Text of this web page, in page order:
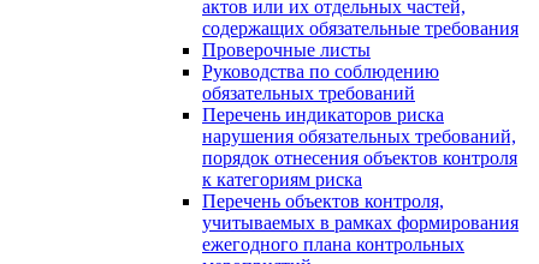
актов или их отдельных частей,
содержащих обязательные требования
Проверочные листы
Руководства по соблюдению
обязательных требований
Перечень индикаторов риска
нарушения обязательных требований,
порядок отнесения объектов контроля
к категориям риска
Перечень объектов контроля,
учитываемых в рамках формирования
ежегодного плана контрольных